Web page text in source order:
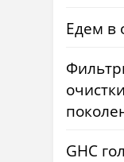
Едем в
GHC